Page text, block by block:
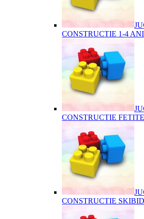
CONSTRUCTIE 1-4 ANI
CONSTRUCTIE FETITE
CONSTRUCTIE